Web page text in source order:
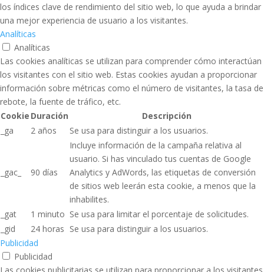
los índices clave de rendimiento del sitio web, lo que ayuda a brindar
una mejor experiencia de usuario a los visitantes.
Analíticas
Analíticas
Las cookies analíticas se utilizan para comprender cómo interactúan
los visitantes con el sitio web. Estas cookies ayudan a proporcionar
información sobre métricas como el número de visitantes, la tasa de
rebote, la fuente de tráfico, etc.
Cookie Duración
Descripción
_ga
2 años Se usa para distinguir a los usuarios.
_gac_ 90 días
Incluye información de la campaña relativa al
usuario. Si has vinculado tus cuentas de Google
Analytics y AdWords, las etiquetas de conversión
de sitios web leerán esta cookie, a menos que la
inhabilites.
_gat
1 minuto Se usa para limitar el porcentaje de solicitudes.
_gid
24 horas Se usa para distinguir a los usuarios.
Publicidad
Publicidad